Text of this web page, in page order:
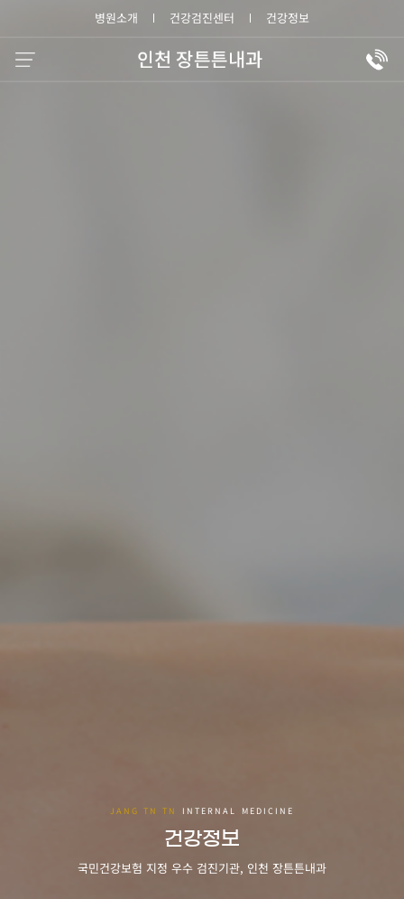
병원소개 건강검진센터 건강정보
건강정보
국민건강보험 지정 우수 검진기관, 인천 장튼튼내과